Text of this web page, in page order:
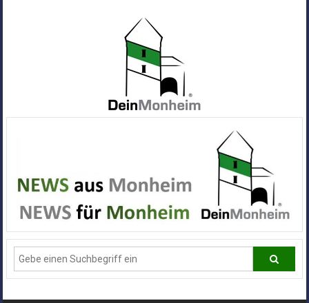
Alle
News
aus
Deiner
Stadt
Monheim